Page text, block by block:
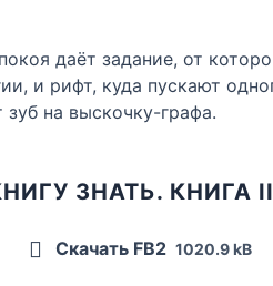
даёт задание, от
и рифт, куда пускают
на выскочку-графа.
ЗНАТЬ. КНИГА
Скачать FB2 1020.9 kB